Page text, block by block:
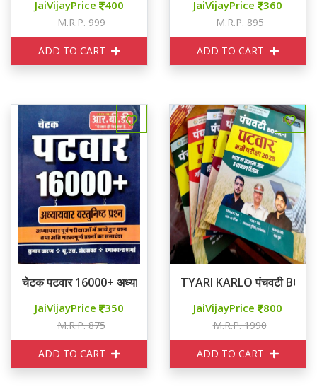
JaiVijayPrice 400
M.R.P. 999
ADD TO CART
JaiVijayPrice 360
M.R.P. 895
ADD TO CART
चेटक पटवार 16000+ अध्यायवार वस्तुनिष्ठ प्रश्न
JaiVijayPrice 350
M.R.P. 875
ADD TO CART
TYARI KARLO पंचवटी
JaiVijayPrice 800
M.R.P. 1990
ADD TO CART